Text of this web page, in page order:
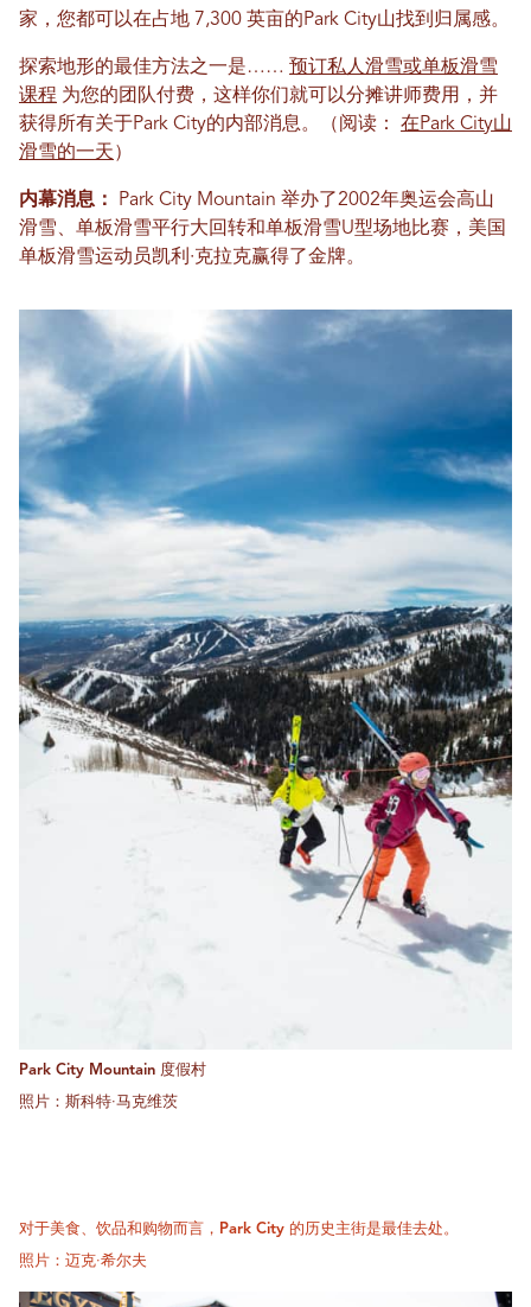
家，您都可以在占地 7,300 英亩的Park City山找到归属感。
探索地形的最佳方法之一是…… 预订私人滑雪或单板滑雪
课程 为您的团队付费，这样你们就可以分摊讲师费用，并
获得所有关于Park City的内部消息。（阅读： 在Park City山
滑雪的一天 ）
内幕消息：
Park City Mountain 举办了2002年奥运会高山
滑雪、单板滑雪平行大回转和单板滑雪U型场地比赛，美国
单板滑雪运动员凯利·克拉克赢得了金牌。
Park City Mountain 度假村
照片：斯科特·马克维茨
对于美食、饮品和购物而言，Park City 的历史主街是最佳去处。
照片：迈克·希尔夫